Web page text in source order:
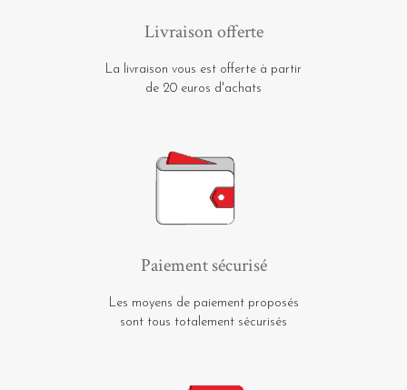
Livraison offerte
La livraison vous est offerte à partir
de 20 euros d'achats
Paiement sécurisé
Les moyens de paiement proposés
sont tous totalement sécurisés